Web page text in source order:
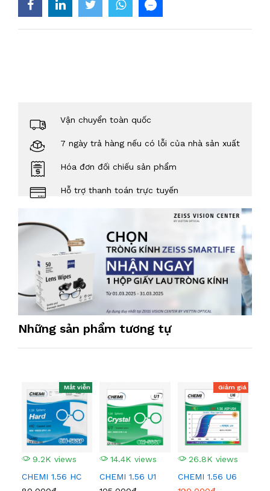
Vận chuyển toàn quốc
7 ngày trả hàng nếu có lỗi của nhà sản xuất
Hóa đơn đối chiếu sản phẩm
Hỗ trợ thanh toán trực tuyến
Những sản phẩm tương tự
9.2K views
Mắt viễn
CHEMI 1.56 HC
14.4K views
CHEMI 1.56 U1
26.8K views
Giảm giá
CHEMI 1.56 U6